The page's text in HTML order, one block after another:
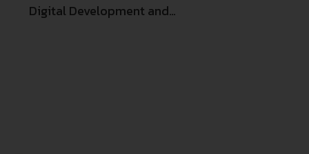
Digital Development and…